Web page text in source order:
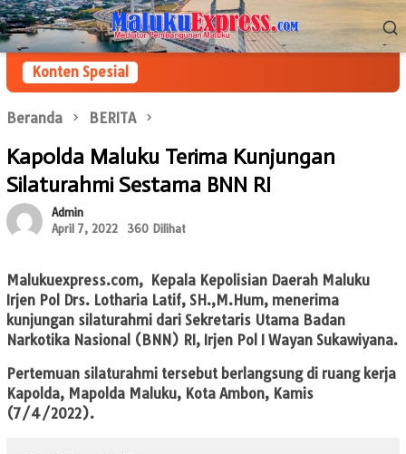
Loncat
ke
konten
Menu
Mobile
Konten Spesial
Beranda BERITA
Kapolda Maluku Terima Kunjungan
Silaturahmi Sestama BNN RI
Admin
April 7, 2022
360 Dilihat
Malukuexpress.com, Kepala Kepolisian Daerah Maluku
Irjen Pol Drs. Lotharia Latif, SH.,M.Hum, menerima
kunjungan silaturahmi dari Sekretaris Utama Badan
Narkotika Nasional (BNN) RI, Irjen Pol I Wayan Sukawiyana.
Pertemuan silaturahmi tersebut berlangsung di ruang kerja
Kapolda, Mapolda Maluku, Kota Ambon, Kamis
(7/4/2022).